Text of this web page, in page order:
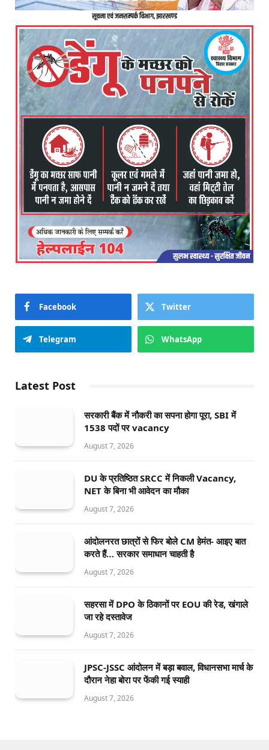
Facebook Twitter
Telegram WhatsApp
Latest Post
सरकारी बैंक में नौकरी का सपना होगा पूरा, SBI में
1538 पदों पर vacancy
August 7, 2026
DU के प्रतिष्ठित SRCC में निकली Vacancy,
NET के बिना भी आवेदन का मौका
August 7, 2026
आंदोलनरत छात्रों से फिर बोले CM हेमंत- आइए बात
करते हैं… सरकार समाधान चाहती है
August 7, 2026
सहरसा में DPO के ठिकानों पर EOU की रेड, खंगाले
जा रहे दस्तावेज
August 7, 2026
JPSC-JSSC आंदोलन में बड़ा बवाल, विधानसभा मार्च के
दौरान नेहा बोरा पर फेंकी गई स्याही
August 7, 2026